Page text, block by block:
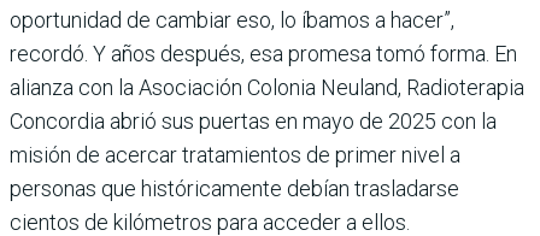
oportunidad de cambiar eso, lo íbamos a hacer”,
recordó. Y años después, esa promesa tomó forma. En
alianza con la Asociación Colonia Neuland, Radioterapia
Concordia abrió sus puertas en mayo de 2025 con la
misión de acercar tratamientos de primer nivel a
personas que históricamente debían trasladarse
cientos de kilómetros para acceder a ellos.